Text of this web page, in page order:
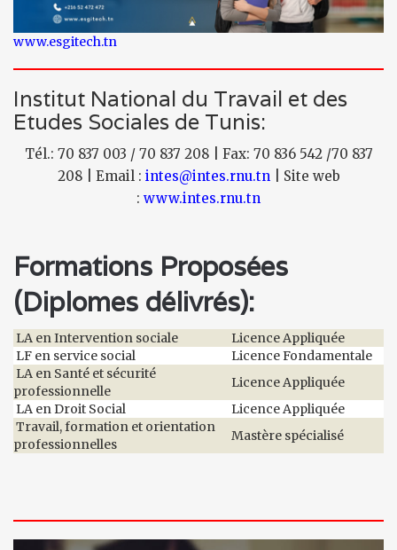
www.esgitech.tn
Institut National du Travail et des
Etudes Sociales de Tunis:
Tél.: 70 837 003 / 70 837 208 | Fax: 70 836 542 /70 837
208 | Email : intes@intes.rnu.tn | Site web
: www.intes.rnu.tn
Formations Proposées
(Diplomes délivrés):
LA en Intervention sociale
Licence Appliquée
LF en service social
Licence Fondamentale
LA en Santé et sécurité
professionnelle
Licence Appliquée
LA en Droit Social
Licence Appliquée
Travail, formation et orientation
professionnelles
Mastère spécialisé